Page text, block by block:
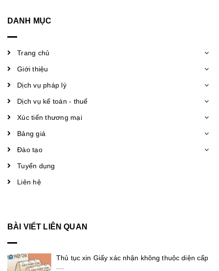
DANH MỤC
Trang chủ
Giới thiệu
Dịch vụ pháp lý
Dịch vụ kế toán - thuế
Xúc tiến thương mại
Bảng giá
Đào tạo
Tuyển dụng
Liên hệ
BÀI VIẾT LIÊN QUAN
Thủ tục xin Giấy xác nhận không thuộc diện cấp
....